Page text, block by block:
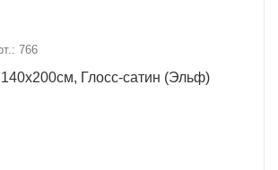
766
Глосс-сатин (Эльф)